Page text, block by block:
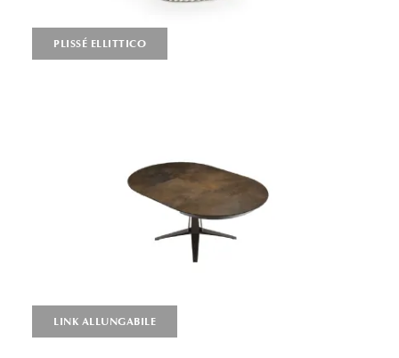
PLISSÉ ELLITTICO
LINK ALLUNGABILE